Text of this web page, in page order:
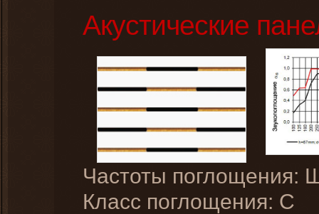
Акустические
Частоты поглощения:
Класс поглощения: C